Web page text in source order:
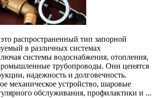
распространенный тип запорной
в различных системах
системы водоснабжения, отопления,
трубопроводы. Они ценятся
надежность и долговечность.
механическое устройство, шаровые
обслуживания, профилактики и ...